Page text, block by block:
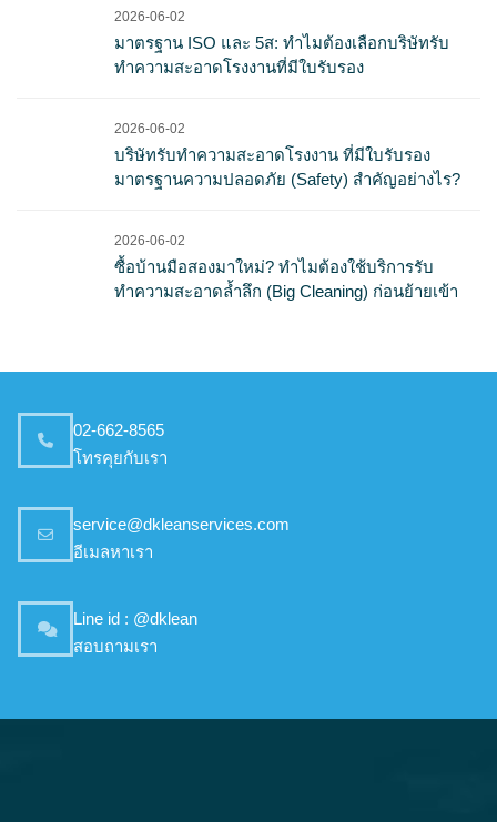
2026-06-02
มาตรฐาน ISO และ 5ส: ทำไมต้องเลือกบริษัทรับ
ทำความสะอาดโรงงานที่มีใบรับรอง
2026-06-02
บริษัทรับทำความสะอาดโรงงาน ที่มีใบรับรอง
มาตรฐานความปลอดภัย (Safety) สำคัญอย่างไร?
2026-06-02
ซื้อบ้านมือสองมาใหม่? ทำไมต้องใช้บริการรับ
ทำความสะอาดล้ำลึก (Big Cleaning) ก่อนย้ายเข้า
02-662-8565
โทรคุยกับเรา
service@dkleanservices.com
อีเมลหาเรา
Line id : @dklean
สอบถามเรา